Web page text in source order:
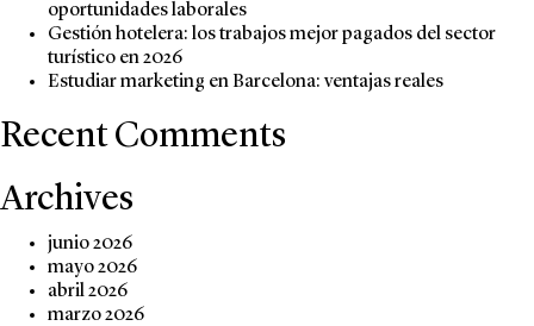
oportunidades laborales
Gestión hotelera: los trabajos mejor pagados del sector
turístico en 2026
Estudiar marketing en Barcelona: ventajas reales
Recent Comments
Archives
junio 2026
mayo 2026
abril 2026
marzo 2026